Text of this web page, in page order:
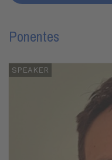
Ponentes
SPEAKER